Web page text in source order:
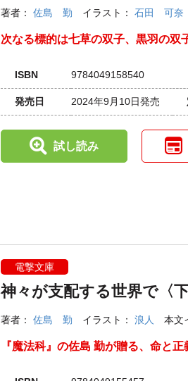
著者： 佐島 勤 イラスト： 石田 可奈
次なる標的は七草の双子、黒羽の双
ISBN 9784049158540
発売日 2024年9月10日発売
試し読み
電撃文庫
神々が支配する世界で〈下
著者： 佐島 勤 イラスト： 浪人 本文
『魔法科』の佐島 勤が贈る、命と正